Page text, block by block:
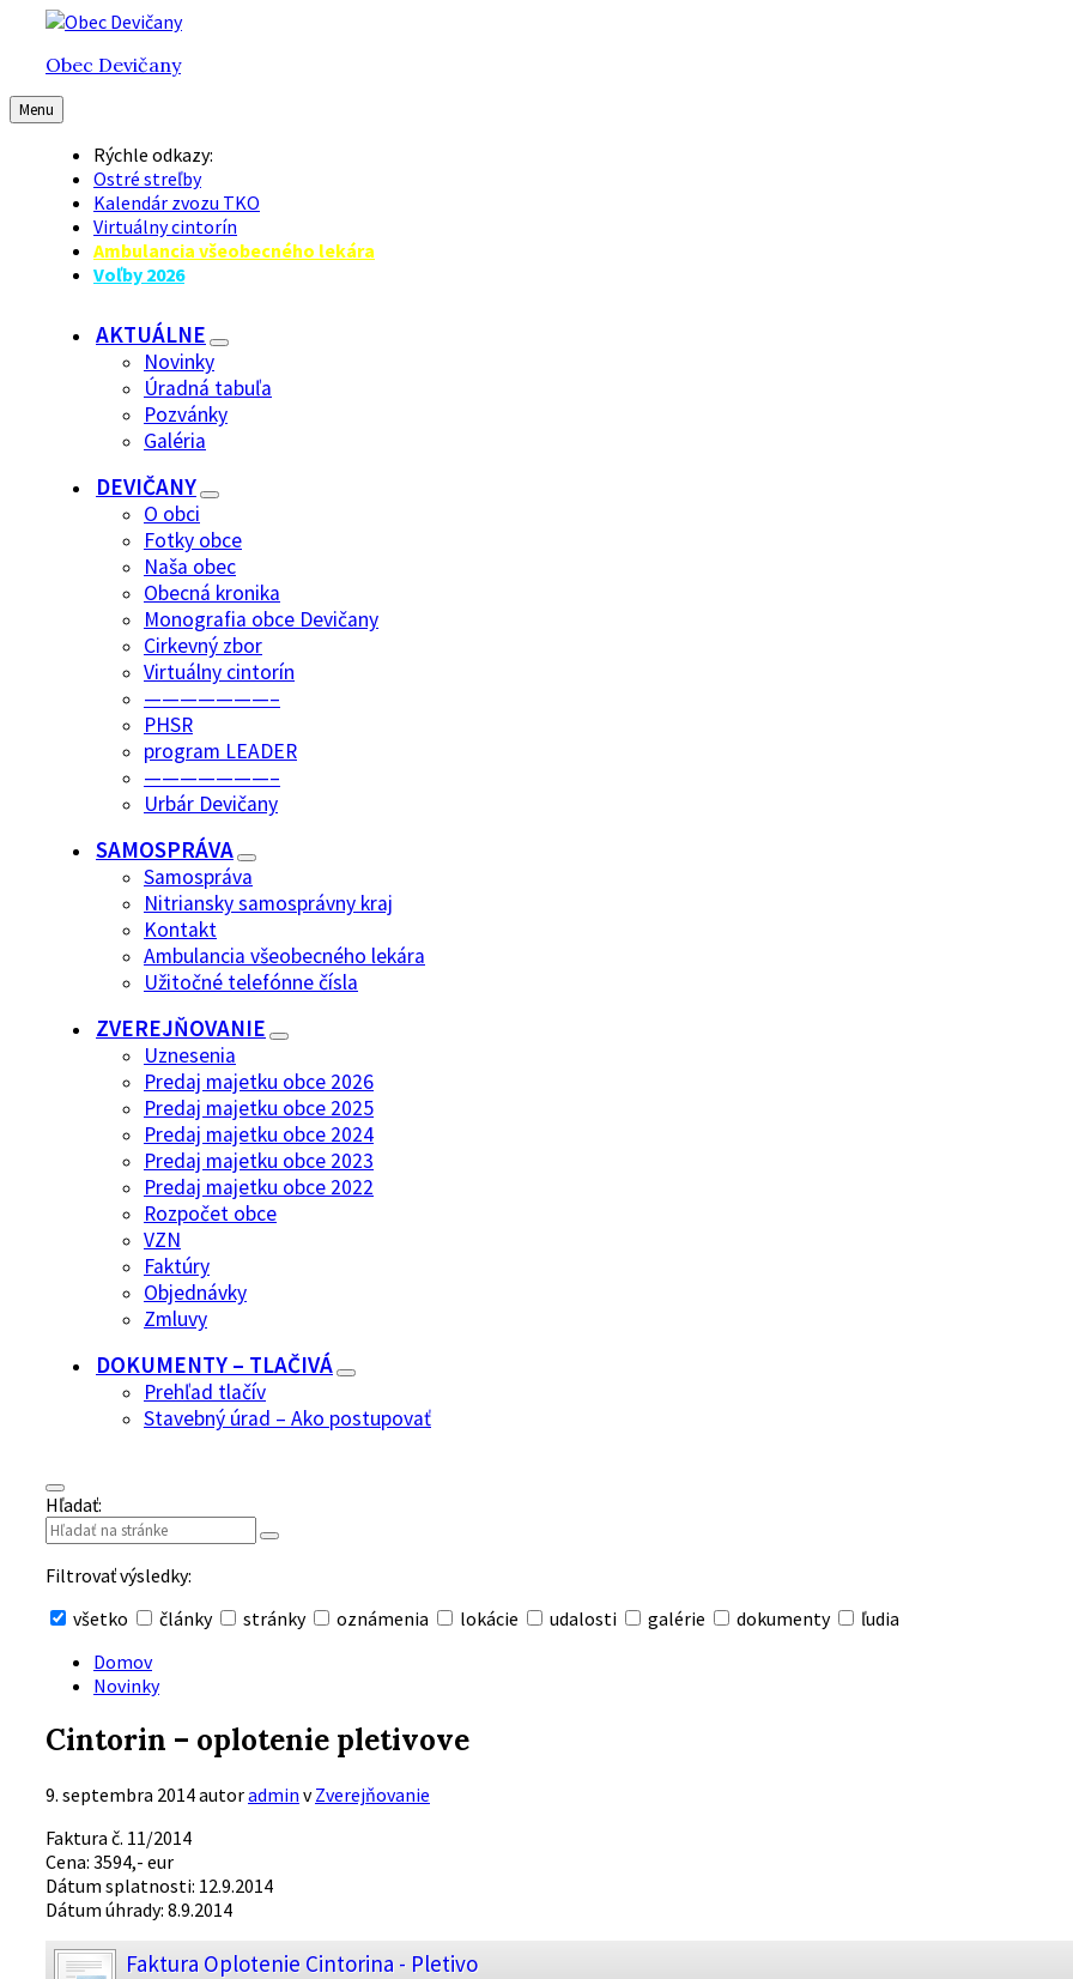
Preskočiť
obsah
Preskočiť
hlavnú
navigáciu
Preskočiť
pätičkuObec Devičany
Menu
Rýchle odkazy:
Ostré streľby
Kalendár zvozu TKO
Virtuálny cintorín
Ambulancia všeobecného lekára
Voľby 2026
AKTUÁLNE
Novinky
Úradná tabuľa
Pozvánky
Galéria
DEVIČANY
O obci
Fotky obce
Naša obec
Obecná kronika
Monografia obce Devičany
Cirkevný zbor
Virtuálny cintorín
———————–
PHSR
program LEADER
———————–
Urbár Devičany
SAMOSPRÁVA
Samospráva
Nitriansky samosprávny kraj
Kontakt
Ambulancia všeobecného lekára
Užitočné telefónne čísla
ZVEREJŇOVANIE
Uznesenia
Predaj majetku obce 2026
Predaj majetku obce 2025
Predaj majetku obce 2024
Predaj majetku obce 2023
Predaj majetku obce 2022
Rozpočet obce
VZN
Faktúry
Objednávky
Zmluvy
DOKUMENTY – TLAČIVÁ
Prehľad tlačív
Stavebný úrad – Ako postupovať
Hľadať:
Filtrovať výsledky:
všetko
články stránky oznámenia lokácie udalosti galérie dokumenty ľudia
vyhľadávanie
Domov
Novinky
Cintorin – oplotenie pletivove
9. septembra 2014autoradmin vZverejňovanie
Faktura č. 11/2014
Cena: 3594,- eur
Dátum splatnosti: 12.9.2014
Dátum úhrady: 8.9.2014
Faktura Oplotenie Cintorina - Pletivo